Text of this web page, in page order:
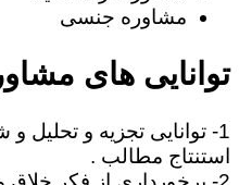
مشاوره جنسی
توانایی های
1- توانایی تجزیه و
استنتاج مطالب .